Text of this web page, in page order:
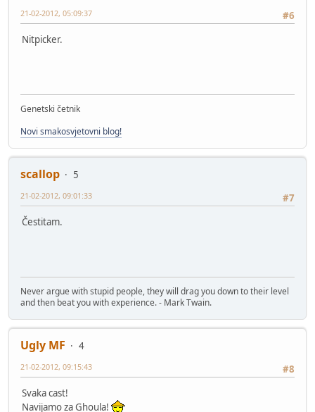
#6
21-02-2012, 05:09:37
Nitpicker.
Genetski četnik
Novi smakosvjetovni blog!
scallop
5
#7
21-02-2012, 09:01:33
Čestitam.
Never argue with stupid people, they will drag you down to their level
and then beat you with experience. - Mark Twain.
Ugly MF
4
#8
21-02-2012, 09:15:43
Svaka cast!
Navijamo za Ghoula!